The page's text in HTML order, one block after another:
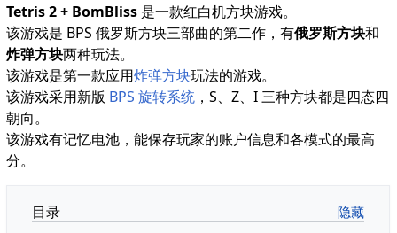
Tetris 2 + BomBliss 是一款红白机方块游戏。
该游戏是 BPS 俄罗斯方块三部曲的第二作，有俄罗斯方块和
炸弹方块两种玩法。
该游戏是第一款应用炸弹方块玩法的游戏。
该游戏采用新版 BPS 旋转系统 ，S、Z、I 三种方块都是四态四
朝向。
该游戏有记忆电池，能保存玩家的账户信息和各模式的最高
分。
目录